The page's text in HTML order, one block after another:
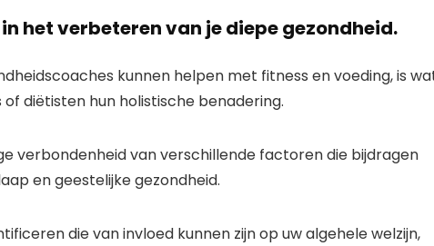
het verbeteren van je diepe gezondheid.
kunnen helpen met fitness en voeding, is
diëtisten hun holistische benadering.
verbondenheid van verschillende factoren die bijdragen
en geestelijke gezondheid.
die van invloed kunnen zijn op uw algehele welzijn,